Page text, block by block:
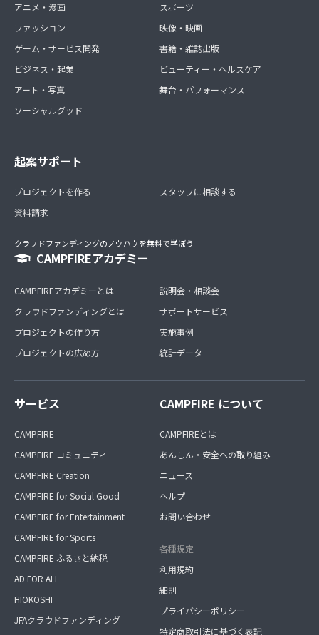
アニメ・漫画
ファッション
ゲーム・サービス開発
ビジネス・起業
アート・写真
ソーシャルグッド
スポーツ
映像・映画
書籍・雑誌出版
ビューティー・ヘルスケア
舞台・パフォーマンス
起案サポート
プロジェクトを作る
資料請求
スタッフに相談する
クラウドファンディングのノウハウを無料で学ぼう
CAMPFIREアカデミー
CAMPFIREアカデミーとは
クラウドファンディングとは
プロジェクトの作り方
プロジェクトの広め方
説明会・相談会
サポートサービス
実施事例
統計データ
サービス
CAMPFIRE
CAMPFIRE コミュニティ
CAMPFIRE Creation
CAMPFIRE for Social Good
CAMPFIRE for Entertainment
CAMPFIRE for Sports
CAMPFIRE ふるさと納税
AD FOR ALL
HIOKOSHI
JFAクラウドファンディング
CAMPFIRE について
CAMPFIREとは
あんしん・安全への取り組み
ニュース
ヘルプ
お問い合わせ
各種規定
利用規約
細則
プライバシーポリシー
特定商取引法に基づく表記